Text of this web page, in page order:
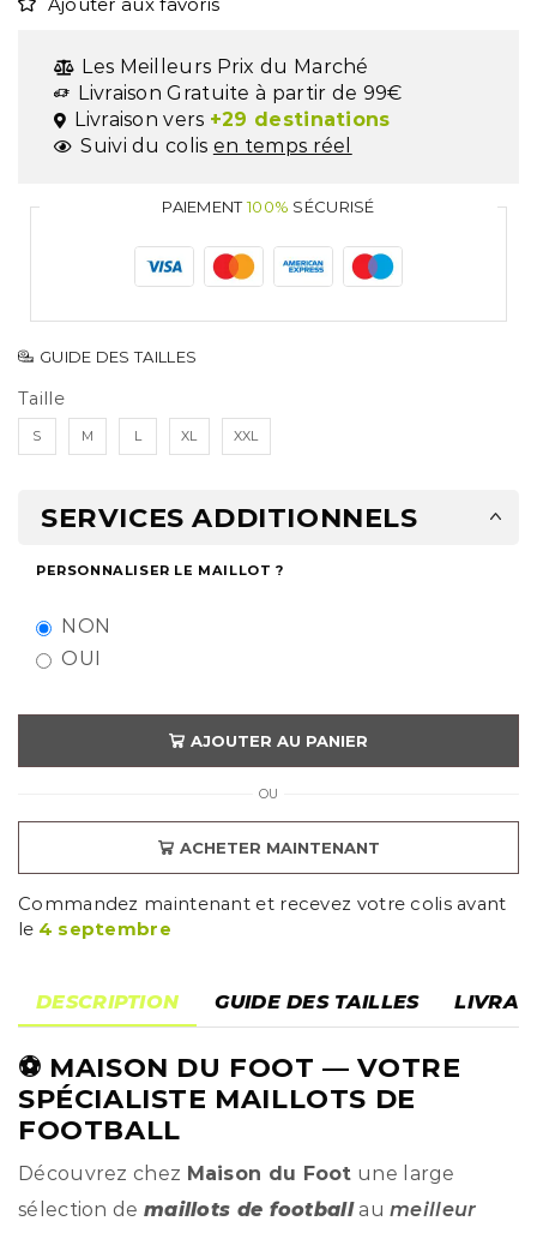
Ajouter aux favoris
Les Meilleurs Prix du Marché
Livraison Gratuite à partir de 99€
Livraison vers +29 destinations
Suivi du colis en temps réel
PAIEMENT100% SÉCURISÉ
GUIDE DES TAILLES
Taille
S M L XL XXL
SERVICES ADDITIONNELS
PERSONNALISER LE MAILLOT ?
NON
OUI
AJOUTER AU PANIER
OU
ACHETER MAINTENANT
Commandez maintenant et recevez votre colis avant
le 4 septembre
DESCRIPTION GUIDE DES TAILLES
⚽ MAISON DU FOOT — VOTRE
SPÉCIALISTE MAILLOTS DE
FOOTBALL
Découvrez chez Maison du Foot une large
sélection de maillots de footballaumeilleur